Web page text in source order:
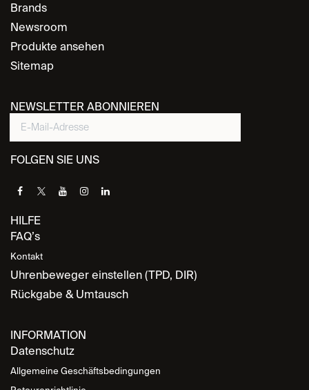
Brands
Newsroom
Produkte ansehen
Sitemap
NEWSLETTER ABONNIEREN
FOLGEN SIE UNS
HILFE
FAQ’s
Kontakt
Uhrenbeweger einstellen (TPD, DIR)
Rückgabe & Umtausch
INFORMATION
Datenschutz
Allgemeine Geschäftsbedingungen